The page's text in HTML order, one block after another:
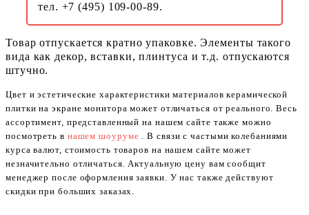
тел. +7 (495) 109-00-89.
Товар отпускается кратно упаковке. Элементы такого
вида как декор, вставки, плинтуса и т.д. отпускаются
штучно.
Цвет и эстетические характеристики материалов керамической
плитки на экране монитора может отличаться от реального. Весь
ассортимент, представленный на нашем сайте также можно
посмотреть в нашем шоуруме . В связи с частыми колебаниями
курса валют, стоимость товаров на нашем сайте может
незначительно отличаться. Актуальную цену вам сообщит
менеджер после оформления заявки. У нас также действуют
скидки при больших заказах.